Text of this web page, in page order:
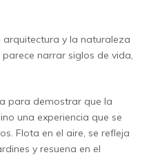
y la naturaleza
narrar siglos de vida,
para demostrar que la
una experiencia que se
Flota en el aire, se refleja
y resuena en el